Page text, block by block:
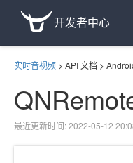
开发者中心
实时音视频 > API 文档 >
最近更新时间: 2022-05-12